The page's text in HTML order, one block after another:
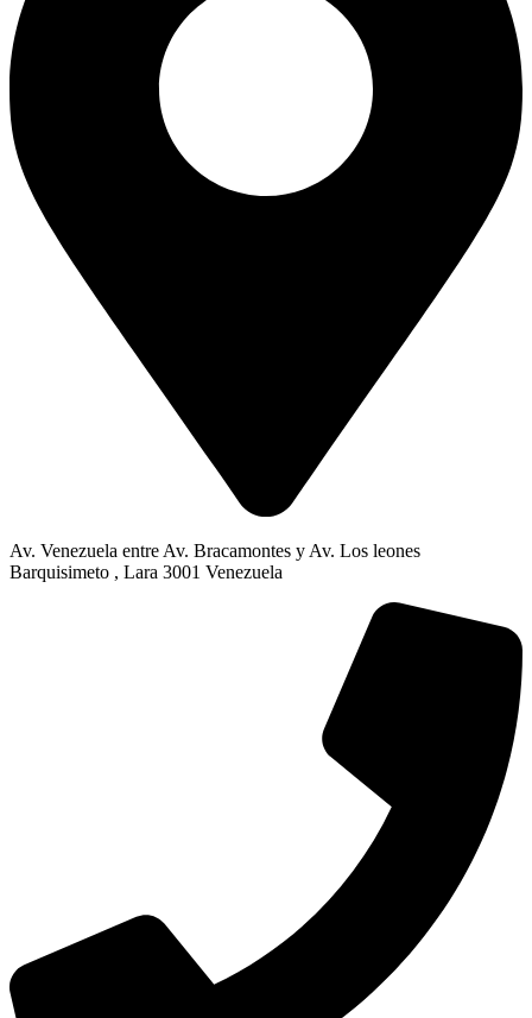
Av. Venezuela entre Av. Bracamontes y Av. Los leones
Barquisimeto , Lara 3001 Venezuela